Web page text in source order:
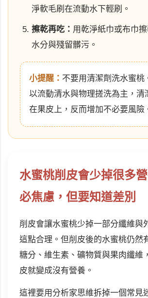
淨軟毛刷在流動水下輕刷。
擦乾再吃： 用乾淨紙巾或布巾
水分與殘留髒污。
小提醒： 不要用清潔劑洗水蜜桃
以流動清水與物理搓洗為主，清
在果皮上，反而增加不必要風險
水蜜桃削皮會少掉很多
必焦慮，但要知道差別
削皮會讓水蜜桃少掉一部分纖維與
這點合理。但削皮後的水蜜桃仍然
糖分、維生素、礦物質與果肉纖維
皮就變成沒有營養。
這裡要用分析家思維拆掉一個常見